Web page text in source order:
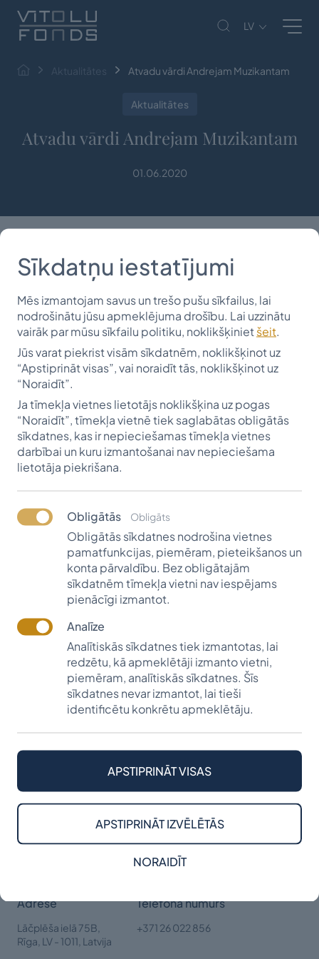
LV
Aktualitātes Atvadu vārdi Andrejam Muzikantam
Aktualitātes
Atvadu vārdi Andrejam Muzikantam
01.06.2020
Andrejs
Muzikants
Arī šai saules un siltuma pilnajās vasaras dienās
pienāk brīži, kad satumst saule, kad apstājas ikdienas
steiga, kad pienācis mirklis apstāties, padomāt,
pieminēt un pateikties.
2016. gada 19. jūnijā Aizsaules ceļos devās Andrejs
Muzikants. Viņš dzimis 1931. gada 16. novembrī, ilgus
gadus bijis Jaunsardzes fonda kasieris, kā arī viens no
Jaunsardzes fonda stipendijas kuratoriem un
pārvaldītājiem. Andrejs Muzikants darbojies arī
korporācijā “Tālavija”.
Kopā ar dzīvesbiedri Brigitu Muzikanti Krulls tika
pavadīti daudzi laimīgi un savstarpējas uzticēšanās un
rūpju pilni gadi. Savā laikā Andrejs Muzikants dibinājis
stipendiju sievasmātes piemiņai, bērēs ziedu vietā
aicinot ziedot Vītolu fonda stipendijai. Kopā ar
ģimeni viņš ziedojis arī Imanta Ziedoņa piemiņas
stipendijai.
Andreja Muzikanta piemiņai ziedojuši:Valdis Grāveris,
Tālis Eriks, Juris Petričeks, Renāte Velga Guslena, Jānis
Kukainis, Guntis Vilnis Strazds, Maija Viviana Ramane,
Izsakām visdziļāko līdzjūtību piederīgajiem!
Adrese
Lāčplēša ielā 75B,
Rīga, LV - 1011, Latvija
Telefona numurs
+371 26 022 856
Sīkdatņu iestatījumi
Mēs izmantojam savus un trešo pušu sīkfailus, lai
nodrošinātu jūsu apmeklējuma drošību. Lai uzzinātu
vairāk par mūsu sīkfailu politiku, noklikšķiniet šeit
Jūs varat piekrist visām sīkdatnēm, noklikšķinot uz
“Apstiprināt visas”, vai noraidīt tās, noklikšķinot uz
“Noraidīt”.
Ja tīmekļa vietnes lietotājs noklikšķina uz pogas
“Noraidīt”, tīmekļa vietnē tiek saglabātas obligātās
sīkdatnes, kas ir nepieciešamas tīmekļa vietnes
darbībai un kuru izmantošanai nav nepieciešama
lietotāja piekrišana.
Obligātās Obligāts
Obligātās sīkdatnes nodrošina vietnes
pamatfunkcijas, piemēram, pieteikšanos un
konta pārvaldību. Bez obligātajām
sīkdatnēm tīmekļa vietni nav iespējams
pienācīgi izmantot.
Analīze
Analītiskās sīkdatnes tiek izmantotas, lai
redzētu, kā apmeklētāji izmanto vietni,
piemēram, analītiskās sīkdatnes. Šīs
sīkdatnes nevar izmantot, lai tieši
identificētu konkrētu apmeklētāju.
NORAIDĪT
APSTIPRINĀT IZVĒLĒTĀS
APSTIPRINĀT VISAS